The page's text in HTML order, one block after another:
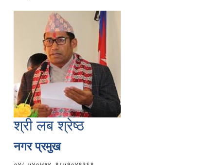
श्री लब श्रेष्ठ
नगर प्रमुख